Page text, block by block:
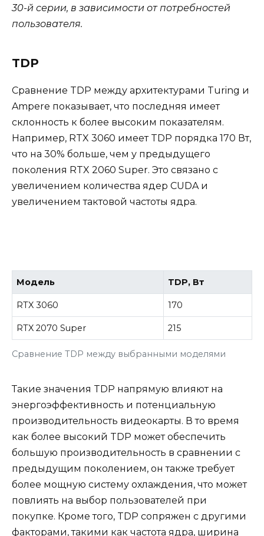
30-й серии, в зависимости от потребностей
пользователя.
TDP
Сравнение TDP между архитектурами Turing и
Ampere показывает, что последняя имеет
склонность к более высоким показателям.
Например, RTX 3060 имеет TDP порядка 170 Вт,
что на 30% больше, чем у предыдущего
поколения RTX 2060 Super. Это связано с
увеличением количества ядер CUDA и
увеличением тактовой частоты ядра.
Сравнение TDP между выбранными моделями
Модель TDP, Вт
RTX 3060 170
RTX 2070 Super 215
Такие значения TDP напрямую влияют на
энергоэффективность и потенциальную
производительность видеокарты. В то время
как более высокий TDP может обеспечить
большую производительность в сравнении с
предыдущим поколением, он также требует
более мощную систему охлаждения, что может
повлиять на выбор пользователей при
покупке. Кроме того, TDP сопряжен с другими
факторами, такими как частота ядра, ширина